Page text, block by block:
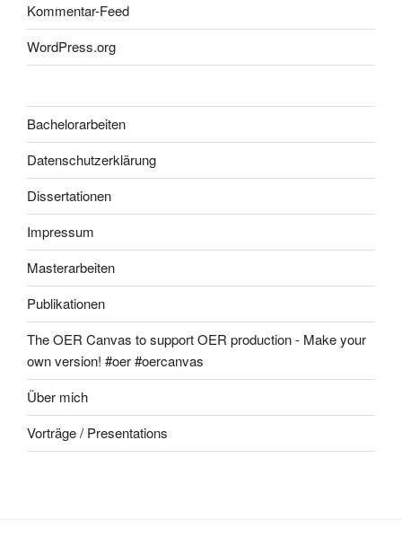
Kommentar-Feed
WordPress.org
Bachelorarbeiten
Datenschutzerklärung
Dissertationen
Impressum
Masterarbeiten
Publikationen
The OER Canvas to support OER production - Make your
own version! #oer #oercanvas
Über mich
Vorträge / Presentations